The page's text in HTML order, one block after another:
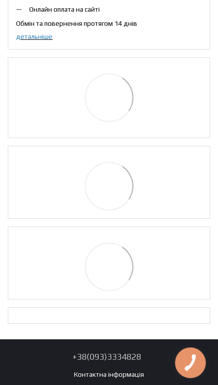
Онлайн оплата на сайті
Обмін та повернення протягом 14 днів
детальніше
+38(093)3334828
Контактна інформація